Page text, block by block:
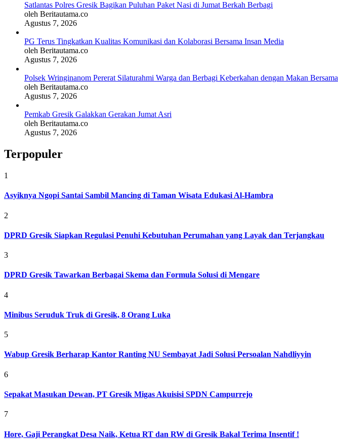
Satlantas Polres Gresik Bagikan Puluhan Paket Nasi di Jumat Berkah Berbagi
oleh Beritautama.co
Agustus 7, 2026
PG Terus Tingkatkan Kualitas Komunikasi dan Kolaborasi Bersama Insan Media
oleh Beritautama.co
Agustus 7, 2026
Polsek Wringinanom Pererat Silaturahmi Warga dan Berbagi Keberkahan dengan Makan Bersama
oleh Beritautama.co
Agustus 7, 2026
Pemkab Gresik Galakkan Gerakan Jumat Asri
oleh Beritautama.co
Agustus 7, 2026
Terpopuler
1
Asyiknya Ngopi Santai Sambil Mancing di Taman Wisata Edukasi Al-Hambra
2
DPRD Gresik Siapkan Regulasi Penuhi Kebutuhan Perumahan yang Layak dan Terjangkau
3
DPRD Gresik Tawarkan Berbagai Skema dan Formula Solusi di Mengare
4
Minibus Seruduk Truk di Gresik, 8 Orang Luka
5
Wabup Gresik Berharap Kantor Ranting NU Sembayat Jadi Solusi Persoalan Nahdliyyin
6
Sepakat Masukan Dewan, PT Gresik Migas Akuisisi SPDN Campurrejo
7
Hore, Gaji Perangkat Desa Naik, Ketua RT dan RW di Gresik Bakal Terima Insentif !